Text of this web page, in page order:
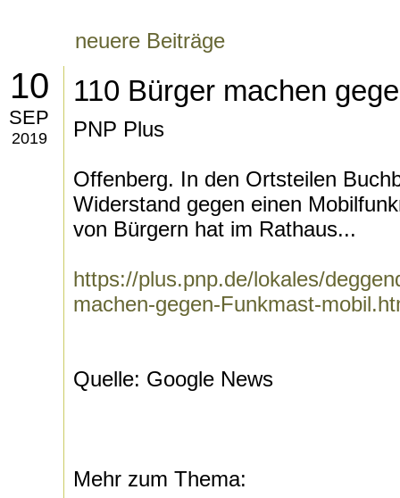
neuere Beiträge
10
SEP
2019
110 Bürger machen
PNP Plus
Offenberg. In den Ortsteilen
Widerstand gegen einen
von Bürgern hat im Rathaus...
https://plus.pnp.de/lokales/
machen-gegen-Funkmast-
Quelle: Google News
Mehr zum Thema: